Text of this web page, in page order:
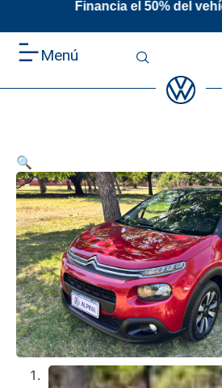
del vehículo 0km con
Menú
🔍